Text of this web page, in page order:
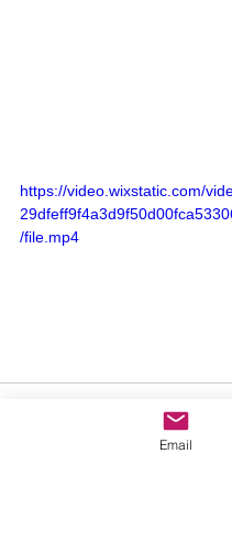
https://video.wixstatic.com/
/file.mp4
Email